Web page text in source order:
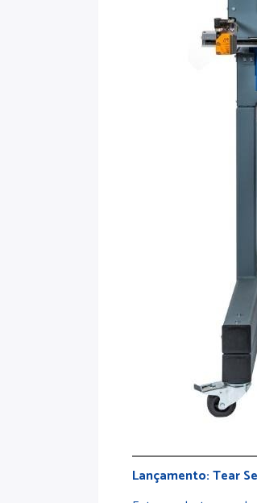
Lançamento: Tear